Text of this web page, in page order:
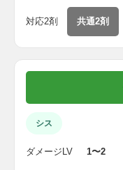
対応2剤 共通2剤
シス
ダメージLV 1〜2